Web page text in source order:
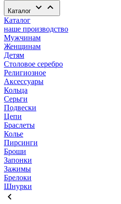
Каталог keyboard_arrow_down keyboard_arrow_up
Каталог
наше производство
Мужчинам
Женщинам
Детям
Столовое серебро
Религиозное
Аксессуары
Кольца
Серьги
Подвески
Цепи
Браслеты
Колье
Пирсинги
Броши
Запонки
Зажимы
Брелоки
Шнурки
keyboard_arrow_left